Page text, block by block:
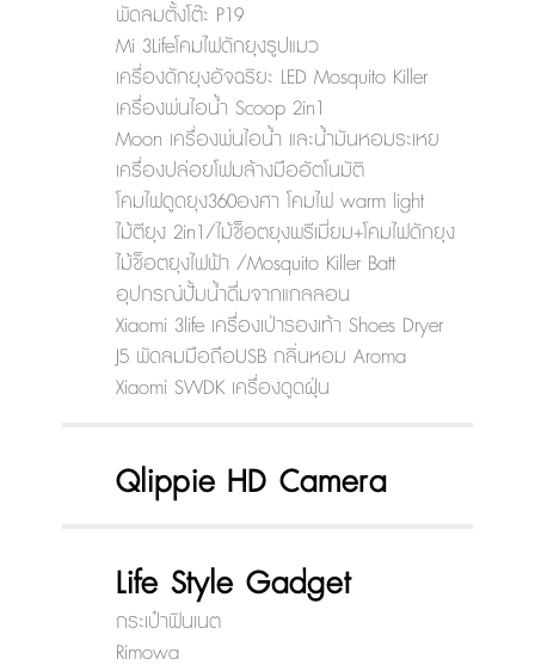
พัดลมตั้งโต๊ะ P19
Mi 3Lifeโคมไฟดักยุงรูปแมว
เครื่องดักยุงอัจฉริยะ LED Mosquito Killer
เครื่องพ่นไอน้ำ Scoop 2in1
Moon เครื่องพ่นไอน้ำ และน้ำมันหอมระเหย
เครื่องปล่อยโฟมล้างมืออัตโนมัติ
โคมไฟดูดยุง360องศา โคมไฟ warm light
ไม้ตียุง 2in1/ไม้ช็อตยุงพรีเมี่ยม+โคมไฟดักยุง
ไม้ช็อตยุงไฟฟ้า /Mosquito Killer Batt
อุปกรณ์ปั้มน้ำดื่มจากแกลลอน
Xiaomi 3life เครื่องเป่ารองเท้า Shoes Dryer
J5 พัดลมมือถือUSB กลิ่นหอม Aroma
Xiaomi SWDK เครื่องดูดฝุ่น
Qlippie HD Camera
Life Style Gadget
กระเป๋าฟินเนต
Rimowa